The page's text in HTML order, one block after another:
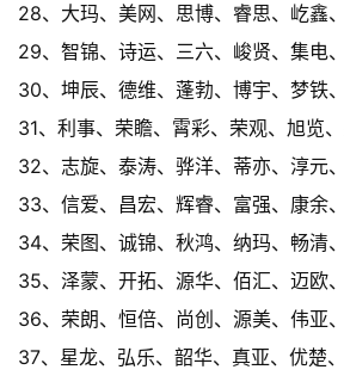
28、大玛、美网、思博、睿思、屹鑫
29、智锦、诗运、三六、峻贤、集电
30、坤辰、德维、蓬勃、博宇、梦铁
31、利事、荣瞻、霄彩、荣观、旭览
32、志旋、泰涛、骅洋、蒂亦、淳元
33、信爱、昌宏、辉睿、富强、康余
34、荣图、诚锦、秋鸿、纳玛、畅清
35、泽蒙、开拓、源华、佰汇、迈欧
36、荣朗、恒倍、尚创、源美、伟亚
37、星龙、弘乐、韶华、真亚、优楚